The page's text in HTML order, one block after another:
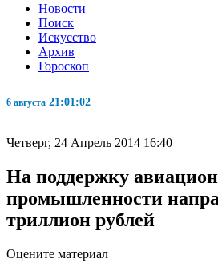
Новости
Поиск
Искусство
Архив
Гороскоп
6 августа 21:01:03
Четверг, 24 Апрель 2014 16:40
На поддержку
промышленности
триллион рублей
Оцените материал